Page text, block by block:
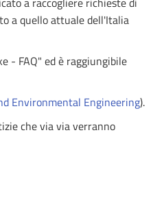
a quello attuale dell'Italia
- FAQ" ed è raggiungibile
Environmental Engineering).
che via via verranno